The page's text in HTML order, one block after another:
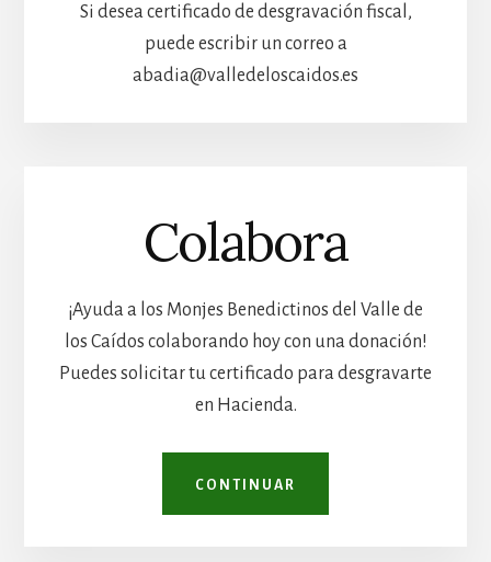
Si desea certificado de desgravación fiscal,
puede escribir un correo a
abadia@valledeloscaidos.es
Colabora
¡Ayuda a los Monjes Benedictinos del Valle de
los Caídos colaborando hoy con una donación!
Puedes solicitar tu certificado para desgravarte
en Hacienda.
CONTINUAR